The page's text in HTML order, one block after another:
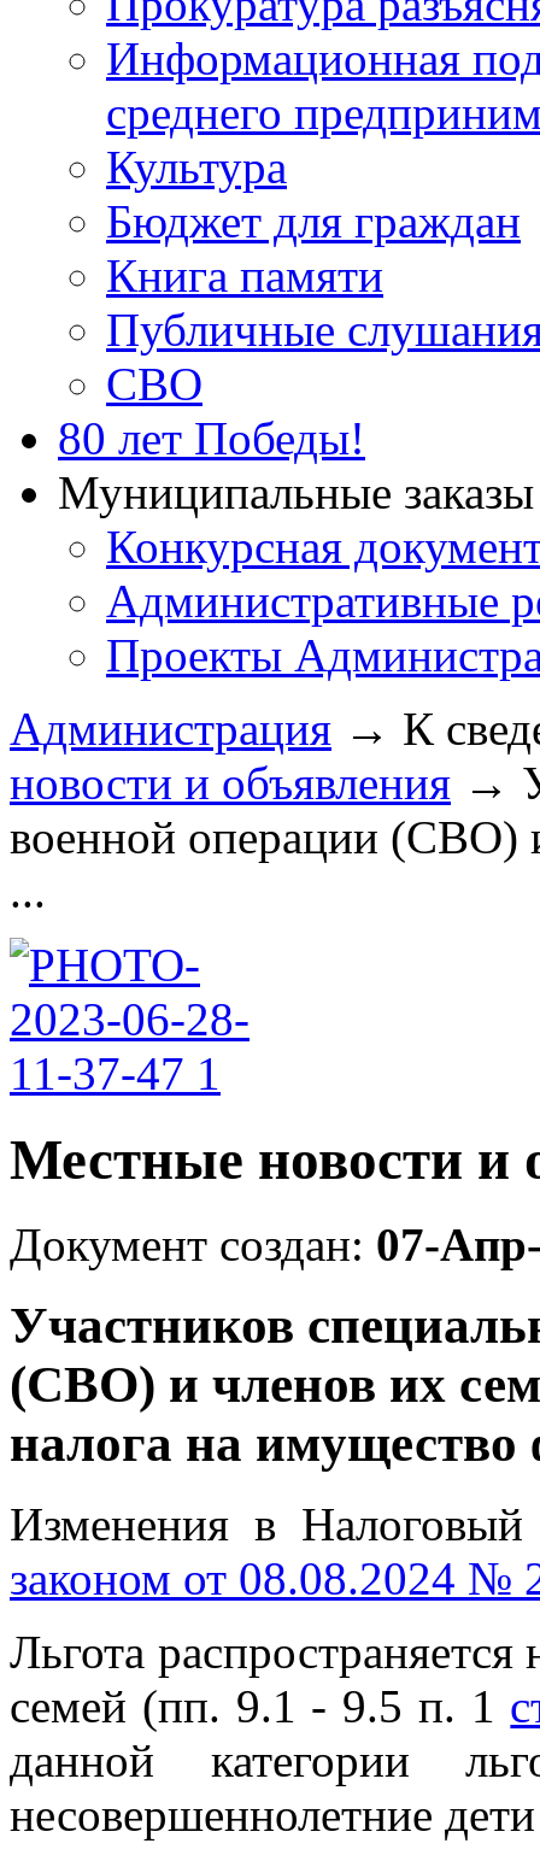
Информационная
среднего
Культура
Бюджет для граждан
Книга памяти
Публичные
СВО
80 лет Победы!
Муниципальные
Конкурсная
Административные
Проекты
Администрация → К
новости и объявления →
военной операции (СВО)
...
Местные новости и
Документ создан: 07-
Участников
(СВО) и членов их
налога на имущество
Изменения в
законом от 08.08.2024 №
Льгота
семей (пп. 9.1 - 9.5 п. 1
данной категории
несовершеннолетние